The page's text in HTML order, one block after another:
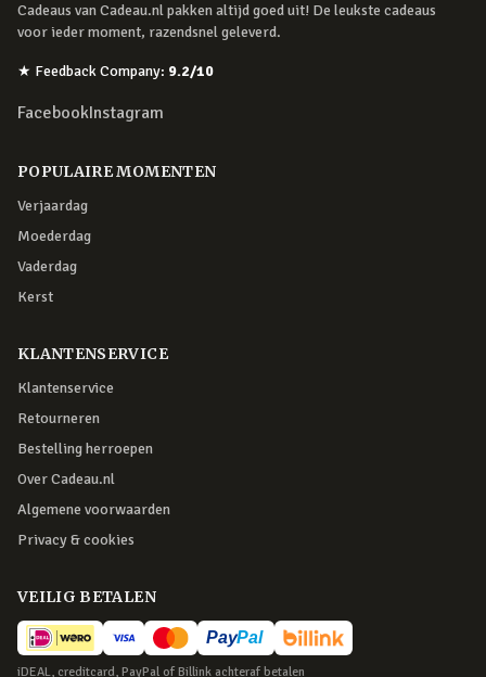
Cadeaus van Cadeau.nl pakken altijd goed uit! De leukste cadeaus
voor ieder moment, razendsnel geleverd.
★ Feedback Company: 9.2/10
FacebookInstagram
POPULAIRE MOMENTEN
Verjaardag
Moederdag
Vaderdag
Kerst
KLANTENSERVICE
Klantenservice
Retourneren
Bestelling herroepen
Over Cadeau.nl
Algemene voorwaarden
Privacy & cookies
VEILIG BETALEN
iDEAL, creditcard, PayPal of Billink achteraf betalen